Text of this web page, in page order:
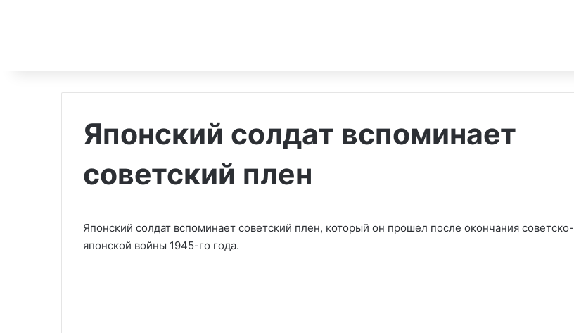
Японский солдат вспоминает
советский плен
Японский солдат вспоминает советский плен, который он прошел после окончания советско-
японской войны 1945-го года.